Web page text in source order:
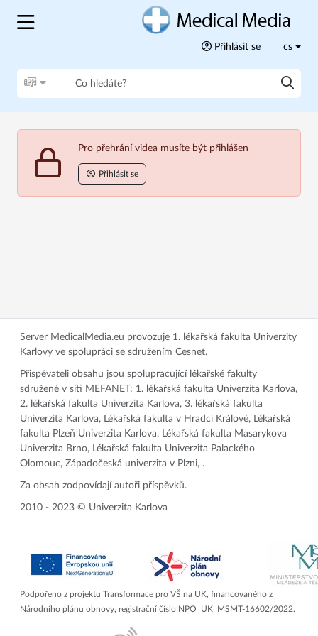
Přihlásit se cs
Pro přehrání videa musíte být přihlášen
Přihlásit se
Server MedicalMedia.eu provozuje 1. lékařská fakulta Univerzity
Karlovy ve spolupráci se sdružením Cesnet.
Přispěvateli obsahu jsou spolupracující lékařské fakulty
sdružené v síti MEFANET: 1. lékařská fakulta Univerzita Karlova,
2. lékařská fakulta Univerzita Karlova, 3. lékařská fakulta
Univerzita Karlova, Lékařská fakulta v Hradci Králové, Lékařská
fakulta Plzeň Univerzita Karlova, Lékařská fakulta Masarykova
Univerzita Brno, Lékařská fakulta Univerzita Palackého
Olomouc, Západočeská univerzita v Plzni, .
Za obsah zodpovídají autoři příspěvků.
2010 - 2023 © Univerzita Karlova
Podpořeno z projektu Transformace pro VŠ na UK, financovaného z
Národního plánu obnovy, registrační číslo NPO_UK_MSMT-16602/2022.